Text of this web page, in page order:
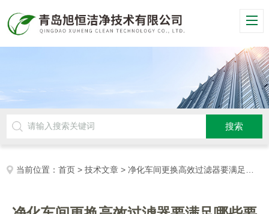
当前位置：首页 >技术文章 > 净化车间更换高效过滤器要满足哪些要求